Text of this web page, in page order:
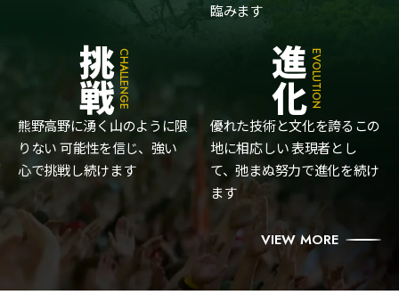
臨みます
挑戦CHALLENGE
熊野高野に湧く山のように限
りない可能性を信じ、強い
心で挑戦し続けます
進化EVOLUTION
優れた技術と文化を誇るこの
地に相応しい表現者とし
て、弛まぬ努力で進化を続け
ます
VIEW MORE